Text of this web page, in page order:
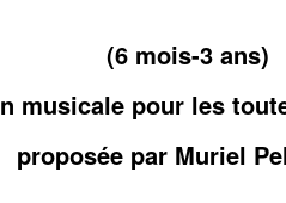
(6 mois-3 ans)
musicale pour les
proposée par Muriel